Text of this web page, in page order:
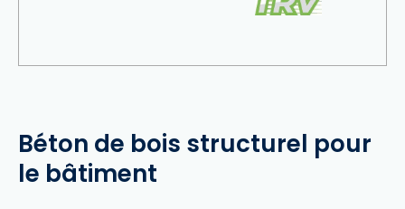
Béton de bois structurel pour
le bâtiment